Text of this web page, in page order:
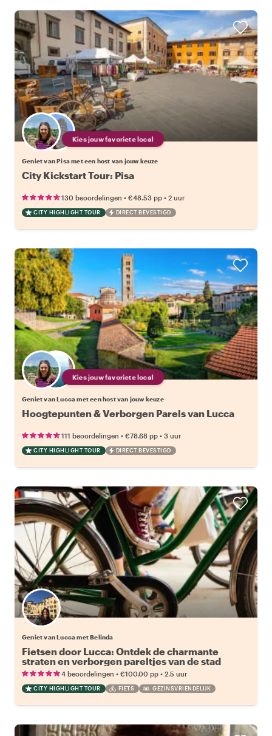
Kies jouw favoriete local
Geniet van Pisa met een host van jouw keuze
City Kickstart Tour: Pisa
130 beoordelingen • €48.53 pp • 2 uur
CITY HIGHLIGHT TOUR DIRECT BEVESTIGD
Kies jouw favoriete local
Geniet van Lucca met een host van jouw keuze
Hoogtepunten & Verborgen Parels van Lucca
111 beoordelingen • €78.68 pp • 3 uur
CITY HIGHLIGHT TOUR DIRECT BEVESTIGD
Geniet van Lucca met Belinda
Fietsen door Lucca: Ontdek de charmante
straten en verborgen pareltjes van de stad
4 beoordelingen • €100.00 pp • 2.5 uur
CITY HIGHLIGHT TOUR FIETS GEZINSVRIENDELIJK